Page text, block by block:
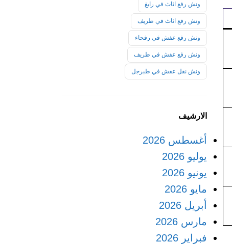
ونش رفع اثاث في رابغ
ونش رفع اثاث في طريف
ونش رفع عفش في رفحاء
ونش رفع عفش في طريف
ونش نقل عفش في طبرجل
الارشيف
أغسطس 2026
يوليو 2026
يونيو 2026
مايو 2026
أبريل 2026
مارس 2026
فبراير 2026